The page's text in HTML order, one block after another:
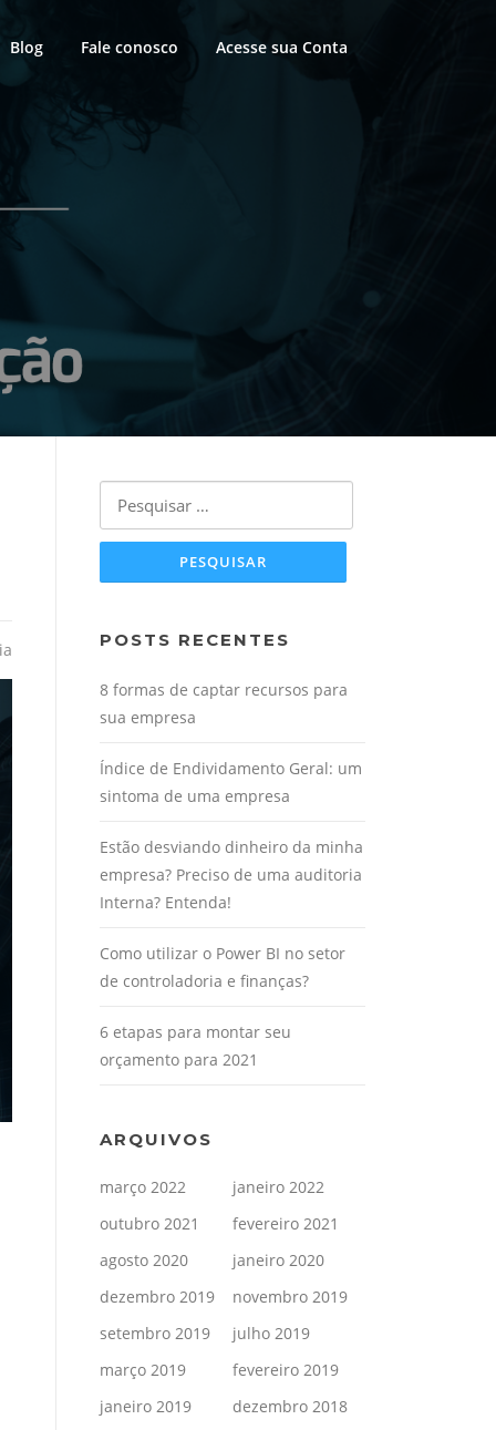
Blog Fale conosco Acesse sua Conta
POSTS RECENTES
8 formas de captar recursos para
sua empresa
Índice de Endividamento Geral: um
sintoma de uma empresa
Estão desviando dinheiro da minha
empresa? Preciso de uma auditoria
Interna? Entenda!
Como utilizar o Power BI no setor
de controladoria e finanças?
6 etapas para montar seu
orçamento para 2021
ARQUIVOS
março 2022
janeiro 2022
outubro 2021
fevereiro 2021
agosto 2020
janeiro 2020
dezembro 2019
novembro 2019
setembro 2019
julho 2019
março 2019
fevereiro 2019
janeiro 2019
dezembro 2018